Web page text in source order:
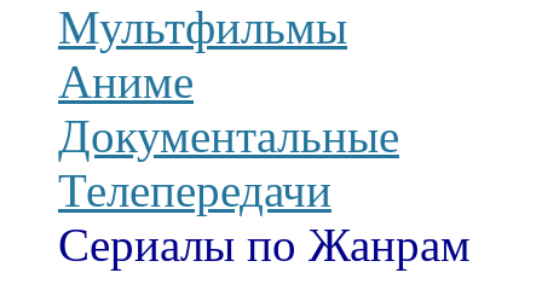
Мультфильмы
Аниме
Документальные
Телепередачи
Сериалы по Жанрам